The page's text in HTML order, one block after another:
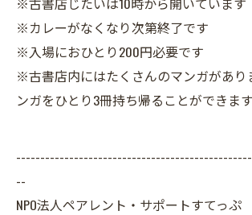
※カレーがなくなり次第終了です
※入場におひとり200円必要です
※古書店内にはたくさんのマンガがあり
ンガをひとり3冊持ち帰ることができます
--
NPO法人ペアレント・サポートすてっぷ